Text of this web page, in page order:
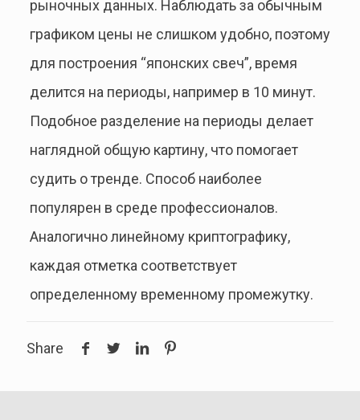
рыночных данных. Наблюдать за обычным
графиком цены не слишком удобно, поэтому
для построения “японских свеч”, время
делится на периоды, например в 10 минут.
Подобное разделение на периоды делает
наглядной общую картину, что помогает
судить о тренде. Способ наиболее
популярен в среде профессионалов.
Аналогично линейному криптографику,
каждая отметка соответствует
определенному временному промежутку.
Share